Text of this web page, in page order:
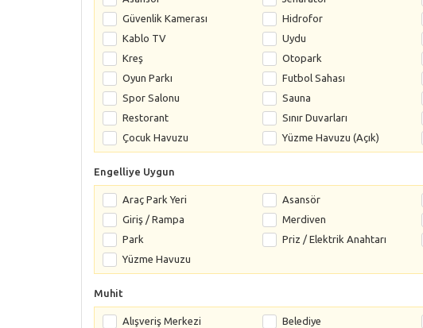
Güvenlik Kamerası
Hidrofor
Kablo TV
Uydu
Kreş
Otopark
Oyun Parkı
Futbol Sahası
Spor Salonu
Sauna
Restorant
Sınır Duvarları
Çocuk Havuzu
Yüzme Havuzu (Açık)
Engelliye Uygun
Araç Park Yeri Asansör
Giriş / Rampa
Merdiven
Park
Priz / Elektrik Anahtarı
Yüzme Havuzu
Muhit
Alışveriş Merkezi Belediye